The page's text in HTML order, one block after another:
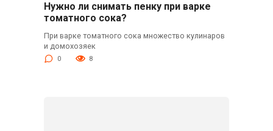
Нужно ли снимать пенку при варке
томатного сока?
При варке томатного сока множество кулинаров
и домохозяек
0 8